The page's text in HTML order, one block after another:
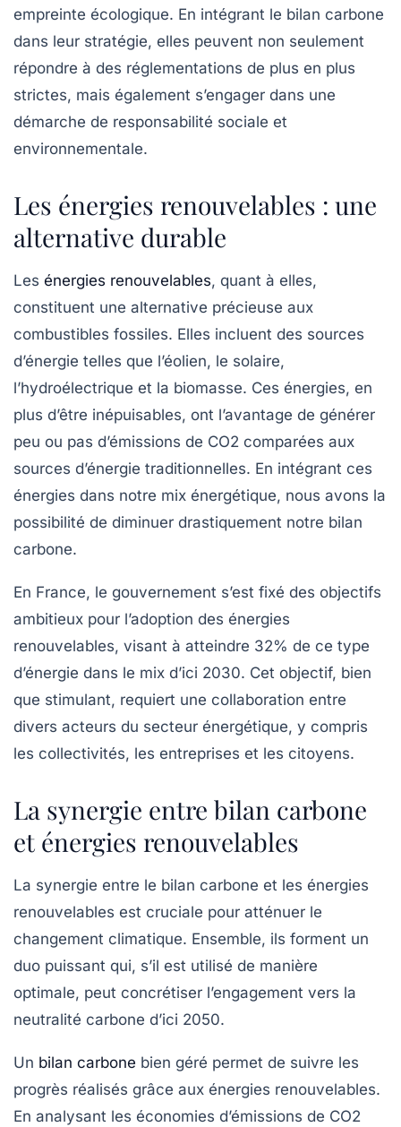
empreinte écologique. En intégrant le bilan carbone
dans leur stratégie, elles peuvent non seulement
répondre à des réglementations de plus en plus
strictes, mais également s’engager dans une
démarche de responsabilité sociale et
environnementale.
Les énergies renouvelables : une
alternative durable
Les énergies renouvelables, quant à elles,
constituent une alternative précieuse aux
combustibles fossiles. Elles incluent des sources
d’énergie telles que l’éolien, le solaire,
l’hydroélectrique et la biomasse. Ces énergies, en
plus d’être inépuisables, ont l’avantage de générer
peu ou pas d’émissions de CO2 comparées aux
sources d’énergie traditionnelles. En intégrant ces
énergies dans notre mix énergétique, nous avons la
possibilité de diminuer drastiquement notre bilan
carbone.
En France, le gouvernement s’est fixé des objectifs
ambitieux pour l’adoption des énergies
renouvelables, visant à atteindre 32% de ce type
d’énergie dans le mix d’ici 2030. Cet objectif, bien
que stimulant, requiert une collaboration entre
divers acteurs du secteur énergétique, y compris
les collectivités, les entreprises et les citoyens.
La synergie entre bilan carbone
et énergies renouvelables
La synergie entre le bilan carbone et les énergies
renouvelables est cruciale pour atténuer le
changement climatique. Ensemble, ils forment un
duo puissant qui, s’il est utilisé de manière
optimale, peut concrétiser l’engagement vers la
neutralité carbone d’ici 2050.
Un bilan carbone bien géré permet de suivre les
progrès réalisés grâce aux énergies renouvelables.
En analysant les économies d’émissions de CO2